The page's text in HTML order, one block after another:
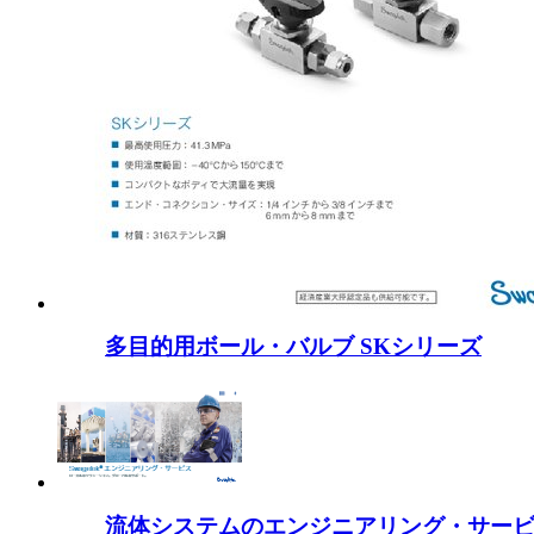
多目的用ボール・バルブ SKシリーズ
流体システムのエンジニアリング・サー